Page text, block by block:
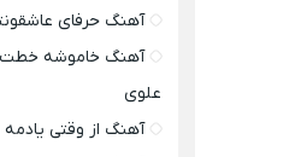
آهنگ حرفای
آهنگ خاموشه خطت
علوی
آهنگ از وقتی